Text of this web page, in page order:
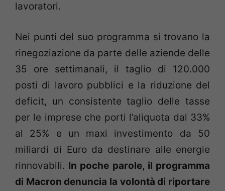
lavoratori.
Nei punti del suo programma si trovano la
rinegoziazione da parte delle aziende delle
35 ore settimanali, il taglio di 120.000
posti di lavoro pubblici e la riduzione del
deficit, un consistente taglio delle tasse
per le imprese che porti l’aliquota dal 33%
al 25% e un maxi investimento da 50
miliardi di Euro da destinare alle energie
rinnovabili. In poche parole, il programma
di Macron denuncia la volontà di riportare